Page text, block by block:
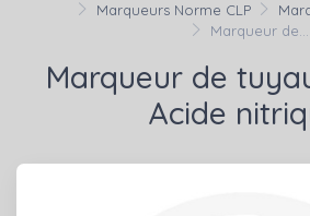
Marqueurs Norme CLP
Marqueur de...
Marqueur de
Acide